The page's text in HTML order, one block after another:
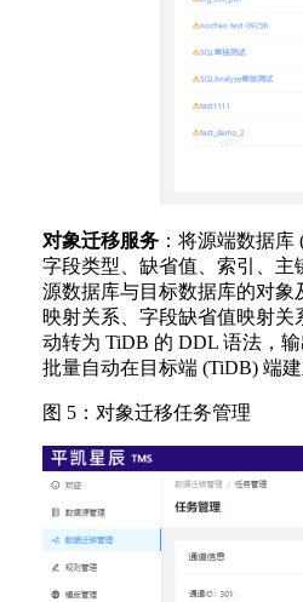
对象迁移服务 ：将源端数据库
字段类型、缺省值、索引、主
源数据库与目标数据库的对象
映射关系、字段缺省值映射关
动转为 TiDB 的 DDL 语法，
批量自动在目标端 (TiDB) 端
图 5：对象迁移任务管理